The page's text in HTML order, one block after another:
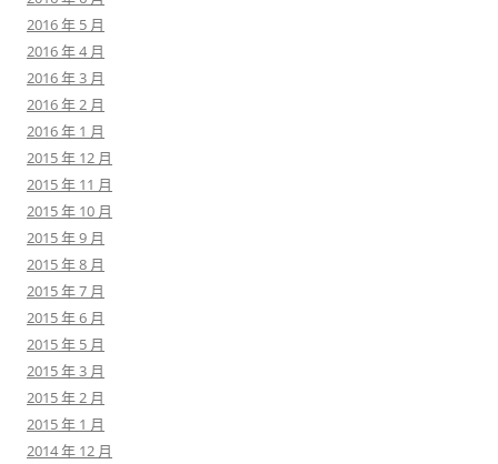
2016 年 5 月
2016 年 4 月
2016 年 3 月
2016 年 2 月
2016 年 1 月
2015 年 12 月
2015 年 11 月
2015 年 10 月
2015 年 9 月
2015 年 8 月
2015 年 7 月
2015 年 6 月
2015 年 5 月
2015 年 3 月
2015 年 2 月
2015 年 1 月
2014 年 12 月